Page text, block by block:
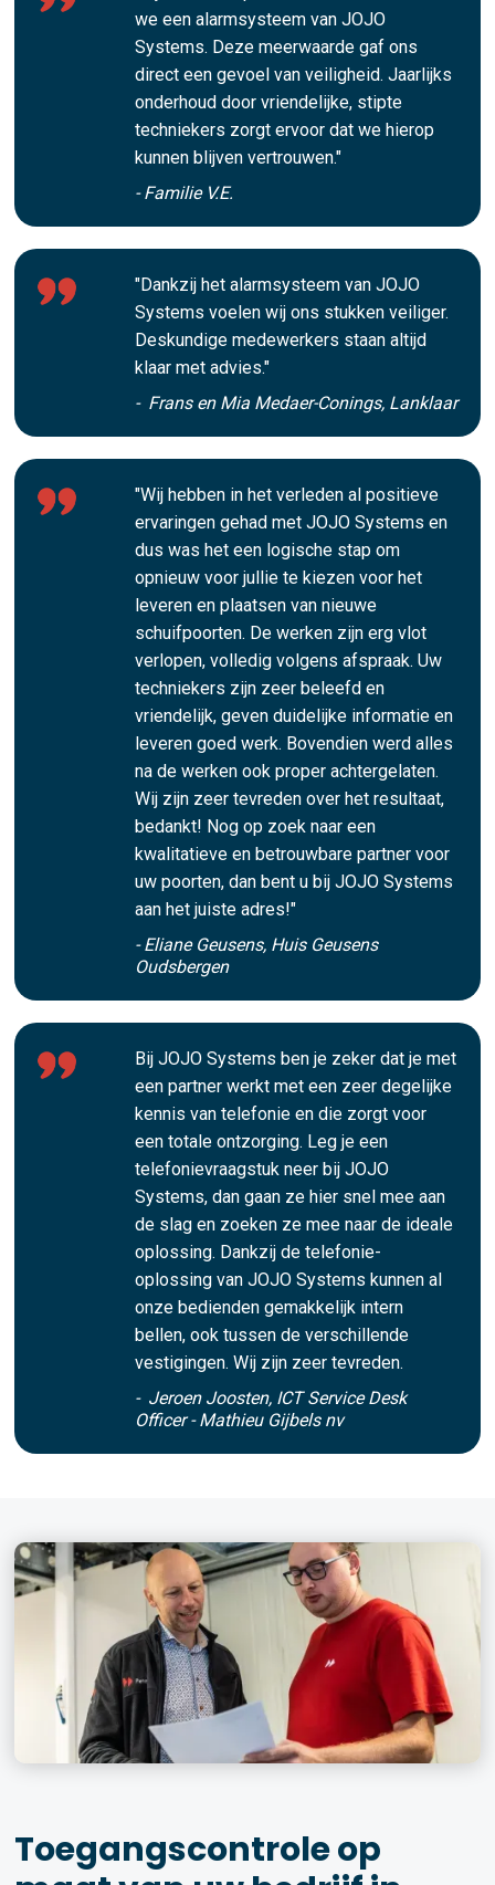
we een alarmsysteem van JOJO
Systems. Deze meerwaarde gaf ons
direct een gevoel van veiligheid. Jaarlijks
onderhoud door vriendelijke, stipte
techniekers zorgt ervoor dat we hierop
kunnen blijven vertrouwen."
- Familie V.E.
"Dankzij het alarmsysteem van JOJO
Systems voelen wij ons stukken veiliger.
Deskundige medewerkers staan altijd
klaar met advies."
- Frans en Mia Medaer-Conings, Lanklaar
"Wij hebben in het verleden al positieve
ervaringen gehad met JOJO Systems en
dus was het een logische stap om
opnieuw voor jullie te kiezen voor het
leveren en plaatsen van nieuwe
schuifpoorten. De werken zijn erg vlot
verlopen, volledig volgens afspraak. Uw
techniekers zijn zeer beleefd en
vriendelijk, geven duidelijke informatie en
leveren goed werk. Bovendien werd alles
na de werken ook proper achtergelaten.
Wij zijn zeer tevreden over het resultaat,
bedankt! Nog op zoek naar een
kwalitatieve en betrouwbare partner voor
uw poorten, dan bent u bij JOJO Systems
aan het juiste adres!"
- Eliane Geusens, Huis Geusens
Oudsbergen
Bij JOJO Systems ben je zeker dat je met
een partner werkt met een zeer degelijke
kennis van telefonie en die zorgt voor
een totale ontzorging. Leg je een
telefonievraagstuk neer bij JOJO
Systems, dan gaan ze hier snel mee aan
de slag en zoeken ze mee naar de ideale
oplossing. Dankzij de telefonie-
oplossing van JOJO Systems kunnen al
onze bedienden gemakkelijk intern
bellen, ook tussen de verschillende
vestigingen. Wij zijn zeer tevreden.
- Jeroen Joosten, ICT Service Desk
Officer - Mathieu Gijbels nv
Toegangscontrole op